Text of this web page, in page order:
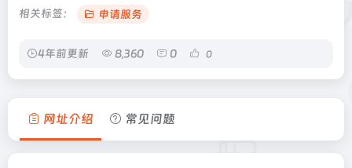
相关标签： 申请服务
4年前更新 8,360 0 0
网址介绍 常见问题